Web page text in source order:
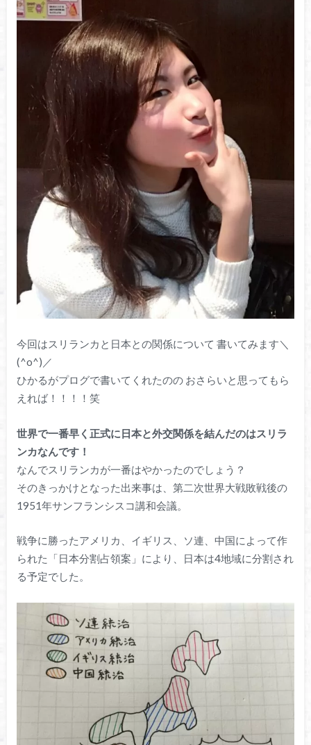
今回はスリランカと日本との関係について 書いてみます＼
(^o^)／
ひかるがプログで書いてくれたのの おさらいと思ってもら
えれば！！！！笑
世界で一番早く正式に日本と外交関係を結んだのはスリラ
ンカなんです！
なんでスリランカが一番はやかったのでしょう？
そのきっかけとなった出来事は、第二次世界大戦敗戦後の
1951年サンフランシスコ講和会議。
戦争に勝ったアメリカ、イギリス、ソ連、中国によって作
られた「日本分割占領案」により、日本は4地域に分割され
る予定でした。